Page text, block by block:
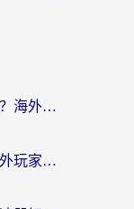
印度怎么玩一拳超人：最强之男？海外党国服游戏加速避坑指南
国外怎么玩明日方舟不延迟？海外玩家国服游戏加速终极指南（附DNF梦幻诛仙解决方案）